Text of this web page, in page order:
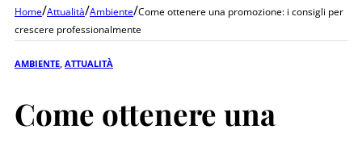
Home/Attualità/Ambiente/Come ottenere una promozione: i consigli per
crescere professionalmente
AMBIENTE ATTUALITÀ
Come ottenere una